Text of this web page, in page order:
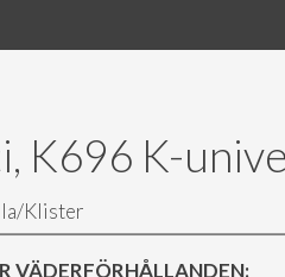
K696 K-
Klister
VÄDERFÖRHÅLLANDEN: